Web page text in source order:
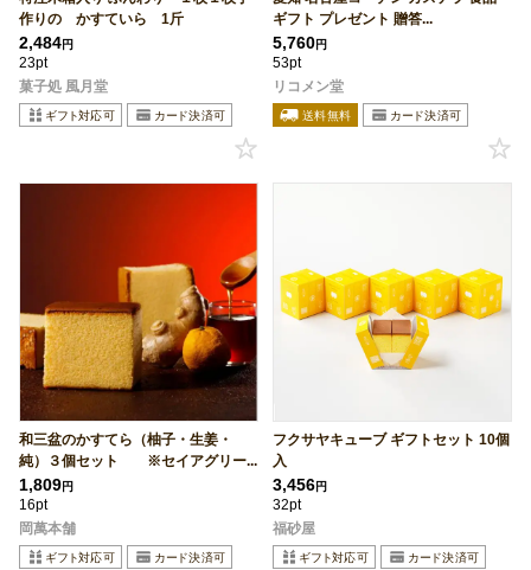
作りの かすていら 1斤
2,484円
23pt
菓子処 風月堂
ギフト プレゼント 贈答...
5,760円
53pt
リコメン堂
和三盆のかすてら（柚子・生姜・
純）３個セット ※セイアグリー...
1,809円
16pt
岡萬本舗
フクサヤキューブ ギフトセット 10個
入
3,456円
32pt
福砂屋